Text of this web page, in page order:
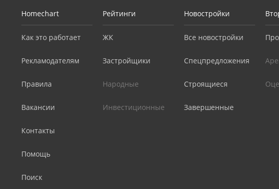
Homechart
Как это работает
Рекламодателям
Правила
Вакансии
Контакты
Помощь
Поиск
Рейтинги
ЖК
Застройщики
Народные
Инвестиционные
Новостройки
Все новостройки
Спецпредложения
Строящиеся
Завершенные